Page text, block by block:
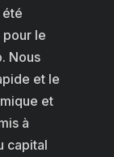
été
pour le
Nous
et le
et
à
capital